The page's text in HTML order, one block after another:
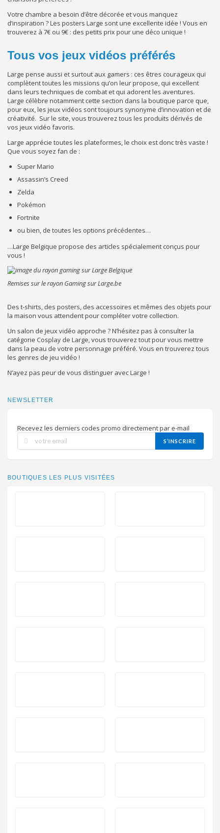
Votre chambre a besoin d’être décorée et vous manquez
d’inspiration ? Les posters Large sont une excellente idée ! Vous en
trouverez à 7€ ou 9€ : des petits prix pour une déco unique !
Tous vos jeux vidéos préférés
Large pense aussi et surtout aux gamers : ces êtres courageux qui
complètent toutes les missions qu’on leur propose, qui excellent
dans leurs techniques de combat et qui adorent les aventures.
Large célèbre notamment cette section dans la boutique parce que,
pour eux, les jeux vidéos sont toujours synonyme d’innovation et de
créativité. Sur le site, vous trouverez tous les produits dérivés de
vos jeux vidéo favoris.
Large apprécie toutes les plateformes, le choix est donc très vaste !
Que vous soyez fan de :
Super Mario
Assassin’s Creed
Zelda
Pokémon
Fortnite
ou bien, de toutes les options précédentes…
…Large Belgique propose des articles spécialement conçus pour
vous !
Remises sur le rayon Gaming sur Large.be
Des t-shirts, des posters, des accessoires et mêmes des objets pour
la maison vous attendent pour compléter votre collection.
Un salon de jeux vidéo approche ? N’hésitez pas à consulter la
catégorie Cosplay de Large, vous trouverez tout pour vous mettre
dans la peau de votre personnage préféré. Vous en trouverez tous
les genres de jeu vidéo !
N’ayez pas peur de vous distinguer avec Large !
NEWSLETTER
Recevez les derniers codes promo directement par e-mail
S’INSCRIRE
BOUTIQUES LES PLUS VISITÉES